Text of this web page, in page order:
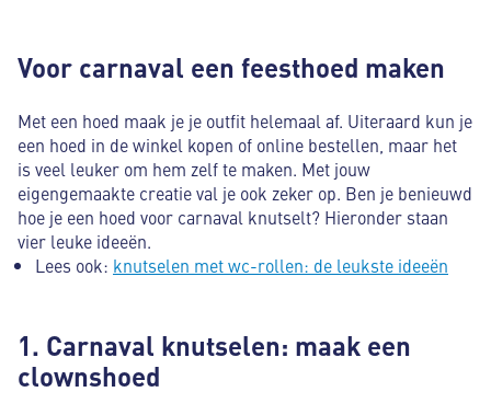
Voor carnaval een feesthoed maken
Met een hoed maak je je outfit helemaal af. Uiteraard kun je
een hoed in de winkel kopen of online bestellen, maar het
is veel leuker om hem zelf te maken. Met jouw
eigengemaakte creatie val je ook zeker op. Ben je benieuwd
hoe je een hoed voor carnaval knutselt? Hieronder staan
vier leuke ideeën.
Lees ook: knutselen met wc-rollen: de leukste ideeën
1. Carnaval knutselen: maak een
clownshoed